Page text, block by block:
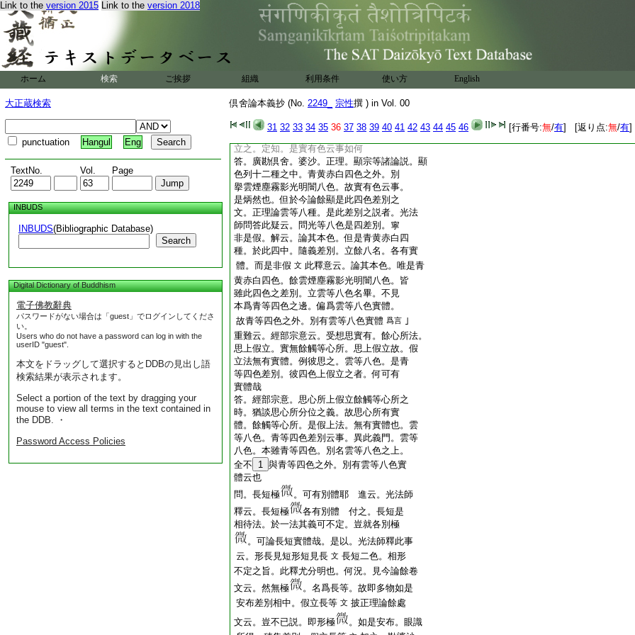
Link to the version 2015 Link to the version 2018
ホーム 検索 ご挨拶 組織 利用条件 使い方 English
大正蔵検索
punctuation Hangul Eng
TextNo. Vol. Page
INBUDS
INBUDS(Bibliographic Database)
Search
Digital Dictionary of Buddhism
電子佛教辭典
パスワードがない場合は「guest」でログインしてくださ
い。
Users who do not have a password can log in with the
userID "guest".
本文をドラッグして選択するとDDBの見出し語
検索結果が表示されます。
Select a portion of the text by dragging your
mouse to view all terms in the text contained in
the DDB. ・
Password Access Policies
倶舍論本義抄 (No. 2249_ 宗性撰 ) in Vol. 00
31 32 33 34 35 36 37 38 39 40 41 42 43 44 45 46 [行番号:無/有] [返り点:無/有]
無能縁識者。爭可知有眼等五根云事
問。雲煙塵霧影光明闇八色可實有色耶
兩方。若實有色者。見今
論文云。顯色有四。青黄赤白。餘顯是此四
色差別 文 光法師所引正理論中云。青等四
種。是正顯色。雲等八種。是此差別 文
任此等
文。雲等八色。青等四色之上假立。不可有
立之。定知。是實有色云事如何
答。廣勘倶舍。婆沙。正理。顯宗等諸論説。顯
色列十二種之中。青黄赤白四色之外。別
擧雲煙塵霧影光明闇八色。故實有色云事。
是炳然也。但於今論餘顯是此四色差別之
文。正理論雲等八種。是此差別之説者。光法
師問答此疑云。問光等八色是四差別。寧
非是假。解云。論其本色。但是青黄赤白四
種。於此四中。隨義差別。立餘八名。各有實
體。而是非假 文 此釋意云。論其本色。唯是青
黄赤白四色。餘雲煙塵霧影光明闇八色。皆
雖此四色之差別。立雲等八色名畢。不見
本爲青等四色之邊。偏爲雲等八色實體。
故青等四色之外。別有雲等八色實體 爲言 ｣
重難云。經部宗意云。受想思實有。餘心所法。
思上假立。實無餘觸等心所。思上假立故。假
立法無有實體。例彼思之。雲等八色。是青
等四色差別。彼四色上假立之者。何可有
實體哉
答。經部宗意。思心所上假立餘觸等心所之
時。猶談思心所分位之義。故思心所有實
體。餘觸等心所。是假上法。無有實體也。雲
等八色。青等四色差別云事。異此義門。雲等
八色。本雖青等四色。別名雲等八色之上。
全不
1 與青等四色之外。別有雲等八色實
體云也
問。長短極
。可有別體耶 進云。光法師
釋云。長短極
各有別體 付之。長短是
相待法。於一法其義可不定。豈就各別極
。可論長短實體哉。是以。光法師釋此事
云。形長見短形短見長 文 長短二色。相形
不定之旨。此釋尤分明也。何況。見今論餘卷
文云。然無極
。名爲長等。故即多物如是
安布差別相中。假立長等 文 披正理論餘處
文云。豈不已説。即形極
。如是安布。眼識